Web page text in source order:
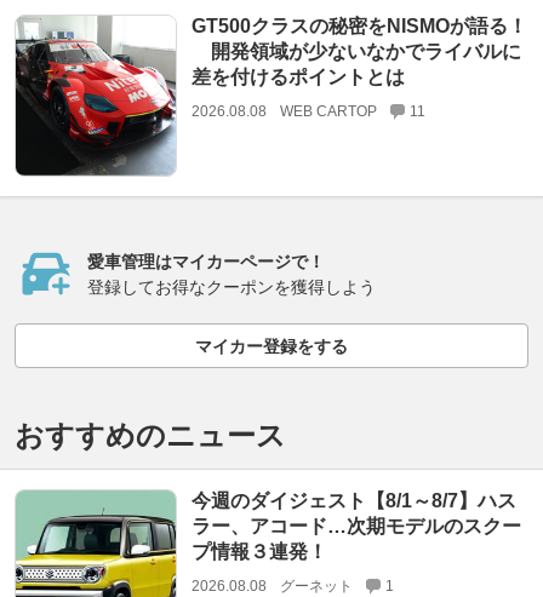
GT500クラスの秘密をNISMOが語る！
開発領域が少ないなかでライバルに
差を付けるポイントとは
2026.08.08 WEB CARTOP 11
愛車管理はマイカーページで！
登録してお得なクーポンを獲得しよう
マイカー登録をする
おすすめのニュース
今週のダイジェスト【8/1～8/7】ハス
ラー、アコード…次期モデルのスクー
プ情報３連発！
2026.08.08 グーネット 1